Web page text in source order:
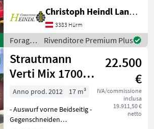
hydraulische Waage
Lagernd Standort Inning
Aus etwaigen Irrtümern
oder falschen Ang
Christoph Heindl Landtechnik GmbH, Inning
3383 Hürm
Foraggiamento
/
Trioliet
Rivenditore Premium Plus
Strautmann
Verti Mix 1700
Double
22.500
€
IVA/commissione
inclusa
19.911,50 €
netto
Anno prod. 2012
17 m³
- Auswurf vorne Beidseitig -
Gegenschneiden